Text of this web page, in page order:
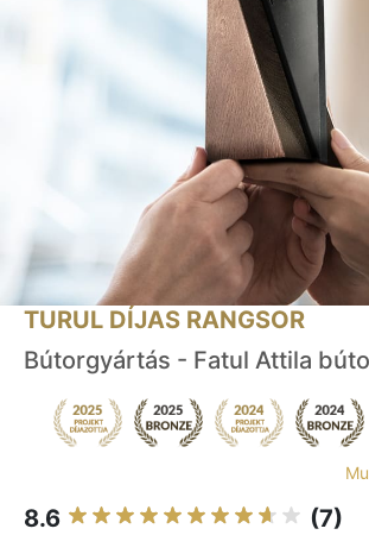
TURUL DÍJAS RANGSOR
Bútorgyártás - Fatul Attila
8.6 (7)